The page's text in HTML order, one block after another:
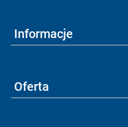
Informacje
Oferta